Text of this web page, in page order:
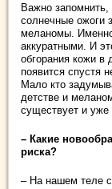
Важно запомнить,
солнечные ожоги
меланомы.
аккуратными. И
обгорания кожи в
появится спустя
Мало кто
детстве и
существует и уже
– Какие
риска?
– На нашем теле